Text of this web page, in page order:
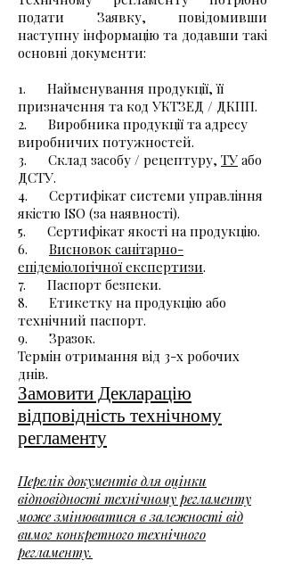
подати Заявку, повідомивши
наступну інформацію та додавши такі
основні документи:
1. Найменування продукції, її
призначення та код УКТЗЕД / ДКПП.
2. Виробника продукції та адресу
виробничих потужностей.
3. Склад засобу / рецептуру, ТУ або
ДСТУ.
4. Сертифікат системи управління
якістю ISO (за наявності).
5. Сертифікат якості на продукцію.
6. Висновок санітарно-
епідеміологічної експертизи.
7. Паспорт безпеки.
8. Етикетку на продукцію або
технічний паспорт.
9. Зразок.
Термін отримання від 3-х робочих
днів.
Замовити Декларацію
відповідність технічному
регламенту
Перелік документів для оцінки
відповідності технічному регламенту
може змінюватися в залежності від
вимог конкретного технічного
регламенту.